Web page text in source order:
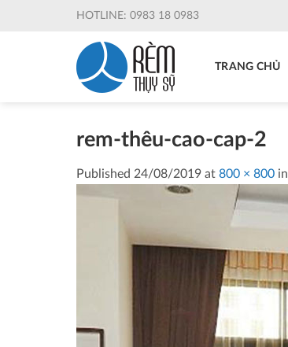
HOTLINE: 0983 18 0983
TRANG CHỦ
rem-thêu-cao-cap-2
Published 24/08/2019 at 800 × 800 in